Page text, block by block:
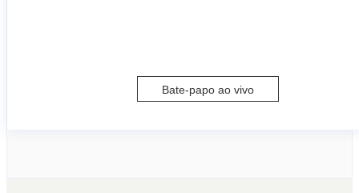
Bate-papo ao vivo